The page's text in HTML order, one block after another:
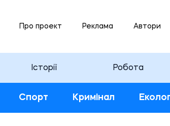
Про проект Реклама Автори
Історії Робота
Спорт Кримінал